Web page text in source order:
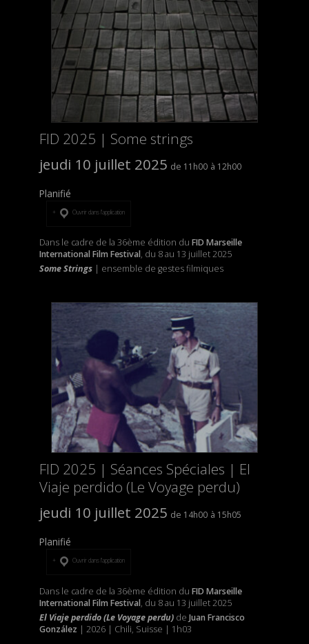
FID 2025 | Some strings
jeudi 10 juillet 2025
11h00 12h00
Planifié
Ouvrir dans l’application
Dans le cadre de la 36ème édition du FID Marseille
International Film Festival, du 8 au 13 juillet 2025
Some Strings| ensemble de gestes filmiques
FID 2025 | Séances Spéciales | El
Viaje perdido (Le Voyage perdu)
jeudi 10 juillet 2025
14h00 15h05
Planifié
Ouvrir dans l’application
Dans le cadre de la 36ème édition du FID Marseille
International Film Festival, du 8 au 13 juillet 2025
El Viaje perdido (Le Voyage perdu)de Juan Francisco
González | 2026 | Chili, Suisse | 1h03